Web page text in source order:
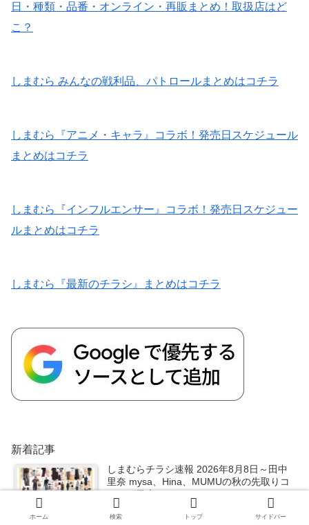
日・種類・品番・オンライン・再販まとめ！取扱店はど
こ？
しまむら みんなの戦利品、パトロールまとめはコチラ
しまむら『アニメ・キャラ』コラボ！発売日スケジュール
まとめはコチラ
しまむら『インフルエンサー』コラボ！発売日スケジュー
ルまとめはコチラ
しまむら『最新のチラシ』まとめはコチラ
新着記事
しまむらチラシ速報 2026年8月8日～田中
里奈 mysa、Hina、MUMUの秋の先取りコ
ーデが発売！リラックマ、VEHEMENT..
も！
ホーム 検索 トップ サイドバー